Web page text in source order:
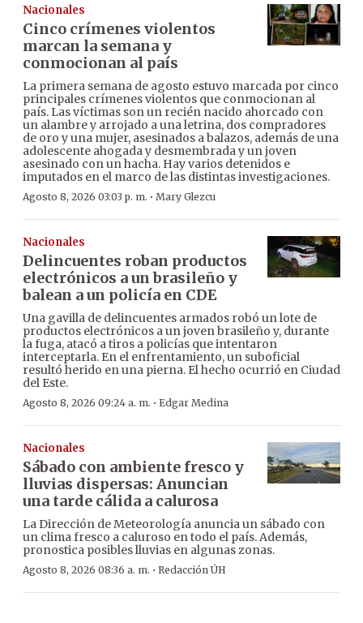
Nacionales
Cinco crímenes violentos
marcan la semana y
conmocionan al país
La primera semana de agosto estuvo marcada por cinco
principales crímenes violentos que conmocionan al
país. Las víctimas son un recién nacido ahorcado con
un alambre y arrojado a una letrina, dos compradores
de oro y una mujer, asesinados a balazos, además de una
adolescente ahogada y desmembrada y un joven
asesinado con un hacha. Hay varios detenidos e
imputados en el marco de las distintas investigaciones.
Agosto 8, 2026 03:03 p. m. · Mary Glezcu
Nacionales
Delincuentes roban productos
electrónicos a un brasileño y
balean a un policía en CDE
Una gavilla de delincuentes armados robó un lote de
productos electrónicos a un joven brasileño y, durante
la fuga, atacó a tiros a policías que intentaron
interceptarla. En el enfrentamiento, un suboficial
resultó herido en una pierna. El hecho ocurrió en Ciudad
del Este.
Agosto 8, 2026 09:24 a. m. · Edgar Medina
Nacionales
Sábado con ambiente fresco y
lluvias dispersas: Anuncian
una tarde cálida a calurosa
La Dirección de Meteorología anuncia un sábado con
un clima fresco a caluroso en todo el país. Además,
pronostica posibles lluvias en algunas zonas.
Agosto 8, 2026 08:36 a. m. · Redacción ÚH